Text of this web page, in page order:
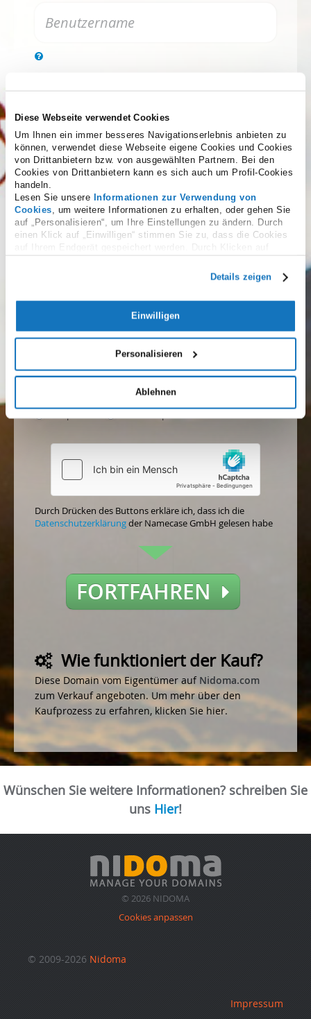
Diese Webseite verwendet Cookies
Um Ihnen ein immer besseres Navigationserlebnis anbieten zu
können, verwendet diese Webseite eigene Cookies und Cookies
von Drittanbietern bzw. von ausgewählten Partnern. Bei den
Cookies von Drittanbietern kann es sich auch um Profil-Cookies
handeln.
Lesen Sie unsere Informationen zur Verwendung von
Cookies , um weitere Informationen zu erhalten, oder gehen Sie
auf „Personalisieren“, um Ihre Einstellungen zu ändern. Durch
einen Klick auf „Einwilligen“ stimmen Sie zu, dass die Cookies
„Ablehnen“ akzeptieren Sie die Speicherung nur der notwendigen
Details zeigen
Einwilligen
Personalisieren
Ablehnen
Service-Bedingungen
in the country to which the service provider
belongs.(erforderlich)
Nicht akzeptieren
Nachdem ich dieDatenschutzerklärung
habe, stimme ich zu, Werbeaktionen und Angebote
für Dienstleistungen/Produkte der Namecase
(fakultative annahme)
Durch Drücken des Buttons erkläre ich, dass ich die
Datenschutzerklärungder Namecase GmbH gelesen habe
FORTFAHREN
Wie funktioniert der Kauf?
Diese Domain vom Eigentümer auf Nidoma.com
zum Verkauf angeboten. Um mehr über den
Kaufprozess zu erfahren, klicken Sie hier.
Wünschen Sie weitere Informationen? schreiben Sie
uns Hier!
© 2026 NIDOMA
Cookies anpassen
© 2009-2026 Nidoma
Impressum